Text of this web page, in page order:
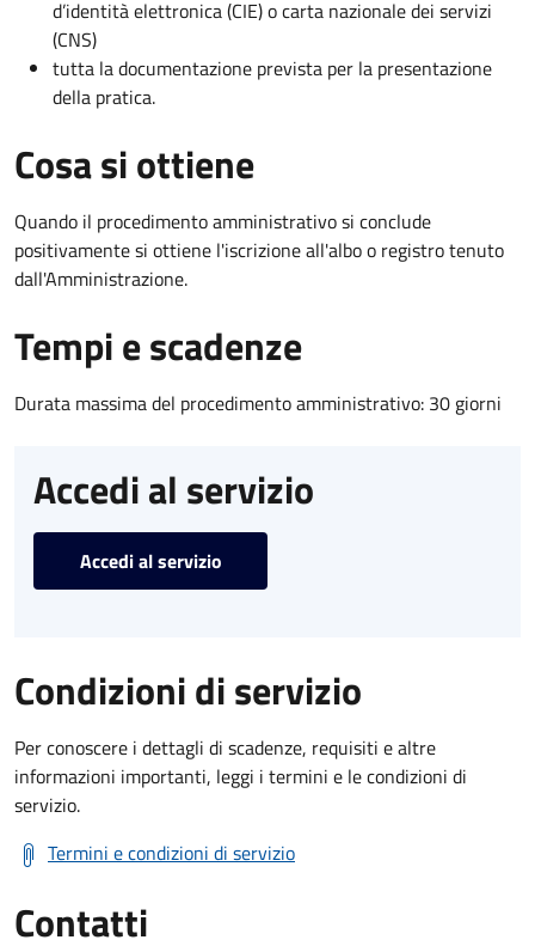
d’identità elettronica (CIE) o carta nazionale dei servizi
(CNS)
tutta la documentazione prevista per la presentazione
della pratica.
Cosa si ottiene
Quando il procedimento amministrativo si conclude
positivamente si ottiene l'iscrizione all'albo o registro tenuto
dall'Amministrazione.
Tempi e scadenze
Durata massima del procedimento amministrativo: 30 giorni
Accedi al servizio
Accedi al servizio
Condizioni di servizio
Per conoscere i dettagli di scadenze, requisiti e altre
informazioni importanti, leggi i termini e le condizioni di
servizio.
Termini e condizioni di servizio
Contatti